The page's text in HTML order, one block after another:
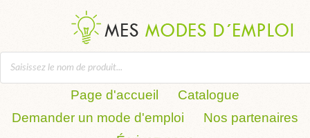
Page d'accueil
Catalogue
Demander un mode d'emploi
Nos partenaires